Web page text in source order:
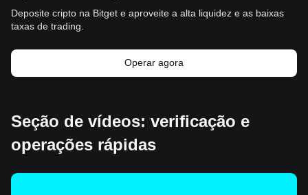
Deposite cripto na Bitget e aproveite a alta liquidez e as baixas
taxas de trading.
Operar agora
Seção de vídeos: verificação e
operações rápidas